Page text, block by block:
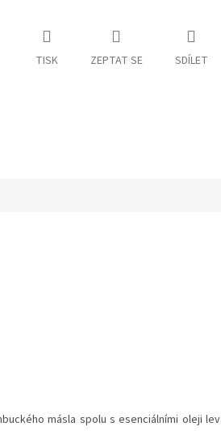
TISK ZEPTAT SE SDÍLET
másla spolu s esenciálními oleji